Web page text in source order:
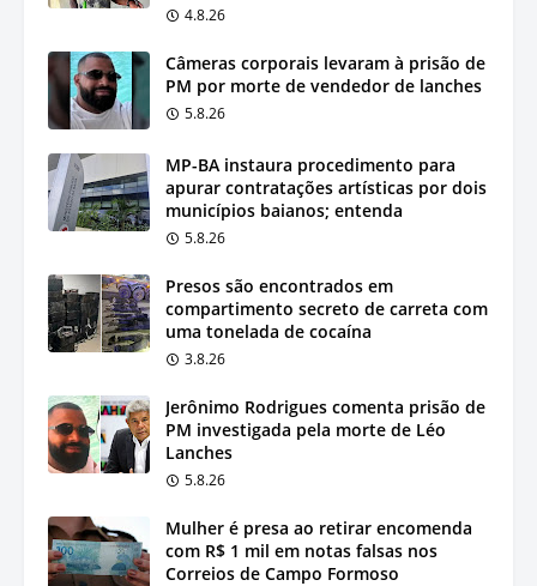
4.8.26
Câmeras corporais levaram à prisão de
PM por morte de vendedor de lanches
5.8.26
MP-BA instaura procedimento para
apurar contratações artísticas por dois
municípios baianos; entenda
5.8.26
Presos são encontrados em
compartimento secreto de carreta com
uma tonelada de cocaína
3.8.26
Jerônimo Rodrigues comenta prisão de
PM investigada pela morte de Léo
Lanches
5.8.26
Mulher é presa ao retirar encomenda
com R$ 1 mil em notas falsas nos
Correios de Campo Formoso